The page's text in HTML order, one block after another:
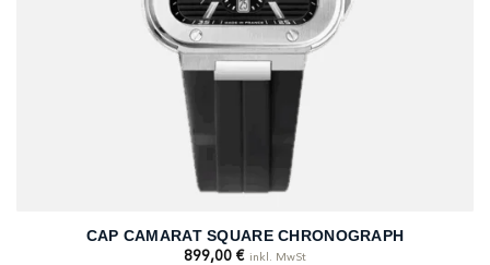
CAP CAMARAT SQUARE CHRONOGRAPH
899,00 € inkl. MwSt